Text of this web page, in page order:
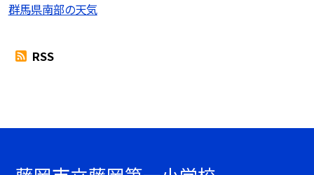
群馬県南部の天気
RSS